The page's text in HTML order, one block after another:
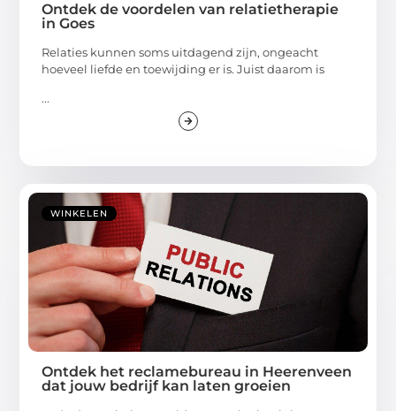
Ontdek de voordelen van relatietherapie
in Goes
Relaties kunnen soms uitdagend zijn, ongeacht
hoeveel liefde en toewijding er is. Juist daarom is
...
WINKELEN
Ontdek het reclamebureau in Heerenveen
dat jouw bedrijf kan laten groeien